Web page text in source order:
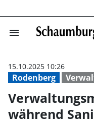
menu
Rodenberg
15.10.2025 10:26
während